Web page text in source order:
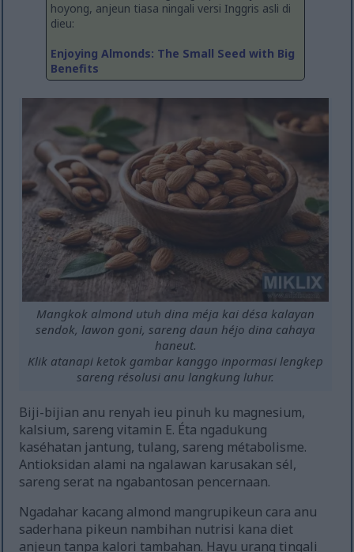
hoyong, anjeun tiasa ningali versi Inggris asli di
dieu:
Enjoying Almonds: The Small Seed with Big
Benefits
Mangkok almond utuh dina méja kai désa kalayan
sendok, lawon goni, sareng daun héjo dina cahaya
haneut.
Klik atanapi ketok gambar kanggo inpormasi lengkep
sareng résolusi anu langkung luhur.
Biji-bijian anu renyah ieu pinuh ku magnesium,
kalsium, sareng vitamin E. Éta ngadukung
kaséhatan jantung, tulang, sareng métabolisme.
Antioksidan alami na ngalawan karusakan sél,
sareng serat na ngabantosan pencernaan.
Ngadahar kacang almond mangrupikeun cara anu
saderhana pikeun nambihan nutrisi kana diet
anjeun tanpa kalori tambahan. Hayu urang tingali